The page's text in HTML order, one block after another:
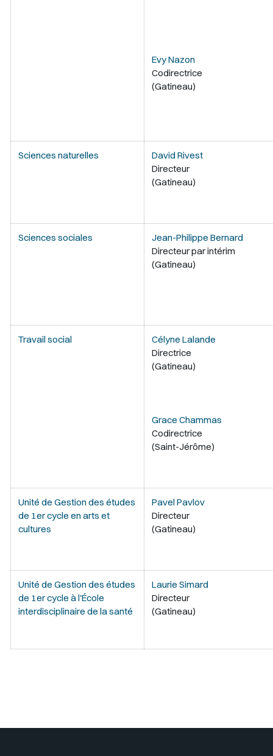
Evy Nazon
Codirectrice
(Gatineau)
Sciences naturelles
David Rivest
Directeur
(Gatineau)
Sciences sociales
Jean-Philippe Bernard
Directeur par intérim
(Gatineau)
Travail social
Célyne Lalande
Directrice
(Gatineau)
Grace Chammas
Codirectrice
(Saint-Jérôme)
Unité de Gestion des études
de 1er cycle en arts et
cultures
Pavel Pavlov
Directeur
(Gatineau)
Unité de Gestion des études
de 1er cycle à l'École
interdisciplinaire de la santé
Laurie Simard
Directeur
(Gatineau)